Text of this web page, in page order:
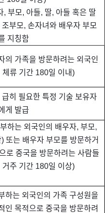
, 부모, 아들, 딸, 아들 혹은 딸
부모, 손자녀와 배우자 부모
지칭함
의 가족을 방문하려는 외국인
체류 기간 180일 이내)
히 필요한 특정 기술 보유자
게 발급
하는 외국인의 배우자, 부모,
또는 배우자 부모를 방문하거
로 중국을 방문하려는 사람들
거주 기간 180일 이상)
하는 외국인의 가족 구성원을
인 목적으로 중국을 방문하려